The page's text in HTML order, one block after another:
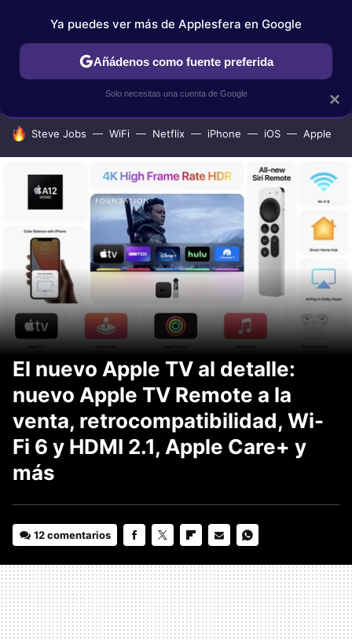
IPHONE TUTORIALES APPLESFERA SELECCIÓN
HOY SE HABLA DE
Steve Jobs WiFi Netflix iPhone iOS Apple
El nuevo Apple TV al detalle:
nuevo Apple TV Remote a la
venta, retrocompatibilidad, Wi-
Fi 6 y HDMI 2.1, Apple Care+ y
más
12 comentarios
MAIL
×
Ya puedes ver más de Applesfera en Google
Añádenos como fuente preferida
Solo necesitas una cuenta de Google